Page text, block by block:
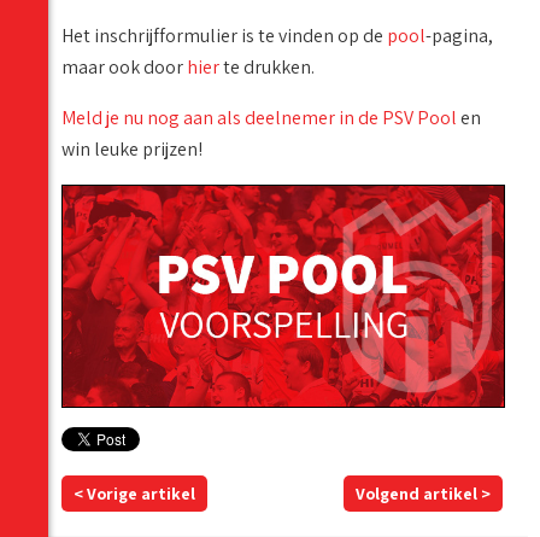
Het inschrijfformulier is te vinden op de pool-pagina,
maar ook doorhierte drukken.
Meld je nu nog aan als deelnemer in de PSV Poolen
win leuke prijzen!
< Vorige artikel Volgend artikel >